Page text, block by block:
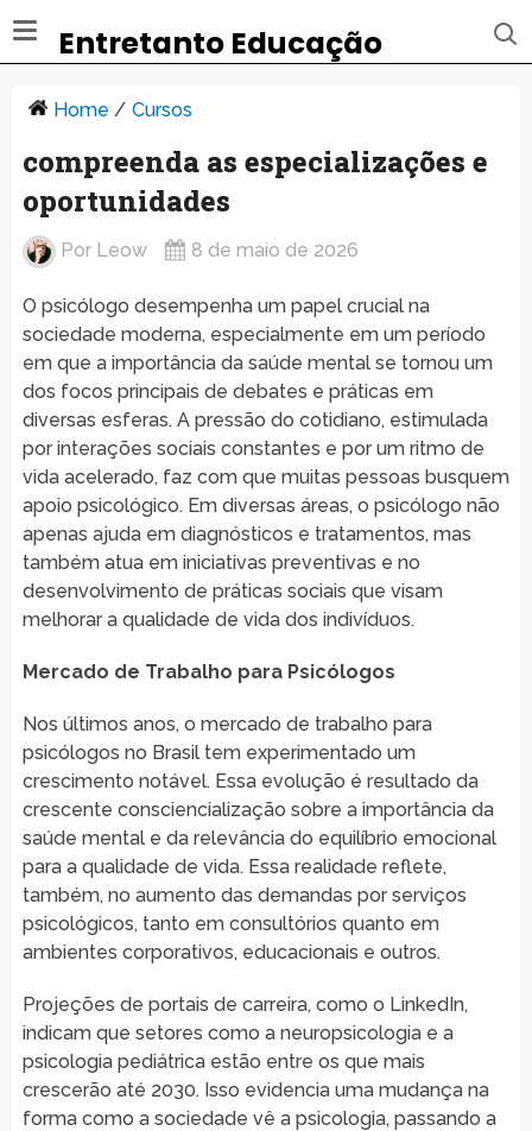
Entretanto Educação
Home / Cursos
compreenda as especializações e
oportunidades
Por Leow 8 de maio de 2026
O psicólogo desempenha um papel crucial na
sociedade moderna, especialmente em um período
em que a importância da saúde mental se tornou um
dos focos principais de debates e práticas em
diversas esferas. A pressão do cotidiano, estimulada
por interações sociais constantes e por um ritmo de
vida acelerado, faz com que muitas pessoas busquem
apoio psicológico. Em diversas áreas, o psicólogo não
apenas ajuda em diagnósticos e tratamentos, mas
também atua em iniciativas preventivas e no
desenvolvimento de práticas sociais que visam
melhorar a qualidade de vida dos indivíduos.
Mercado de Trabalho para Psicólogos
Nos últimos anos, o mercado de trabalho para
psicólogos no Brasil tem experimentado um
crescimento notável. Essa evolução é resultado da
crescente consciencialização sobre a importância da
saúde mental e da relevância do equilíbrio emocional
para a qualidade de vida. Essa realidade reflete,
também, no aumento das demandas por serviços
psicológicos, tanto em consultórios quanto em
ambientes corporativos, educacionais e outros.
Projeções de portais de carreira, como o LinkedIn,
indicam que setores como a neuropsicologia e a
psicologia pediátrica estão entre os que mais
crescerão até 2030. Isso evidencia uma mudança na
forma como a sociedade vê a psicologia, passando a